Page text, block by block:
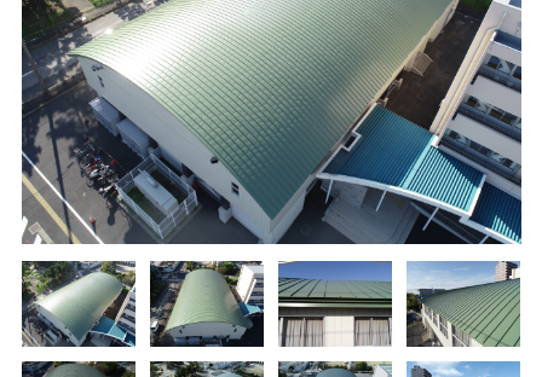
エコウェーブ
カナメ一文字葺き
Vi65 PLUS
Vi75・Vi125
Viカバー50
換気棟システム
デザイン軒樋
カナメシャープ樋
ダウンロード
お問い合わせ